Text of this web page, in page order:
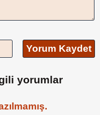
Yorum Kaydet
yorumlar